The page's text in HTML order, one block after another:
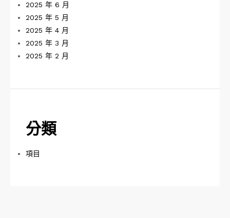
2025 年 6 月
2025 年 5 月
2025 年 4 月
2025 年 3 月
2025 年 2 月
分類
項目